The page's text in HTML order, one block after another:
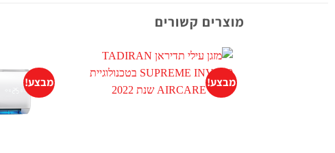
מוצרים קשורים
מבצע! מבצע!